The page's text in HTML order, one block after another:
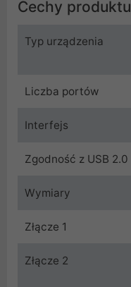
Cechy produktu
Typ urządzenia
Liczba portów
Interfejs
Zgodność z USB 2.0
Wymiary
Złącze 1
Złącze 2